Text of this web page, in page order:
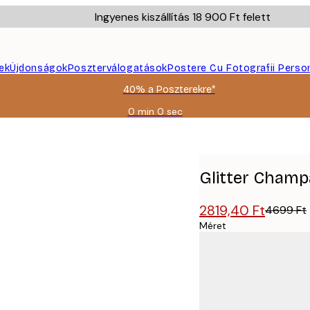
Ingyenes kiszállítás 18 900 Ft felett
ÚjdonságokPoszterválogatásokPostere Cu Fotografii
40% a Poszterekre*
0 min 0 sec
Érvényes:
Glitter
2819,40 Ft4699 Ft
Méret